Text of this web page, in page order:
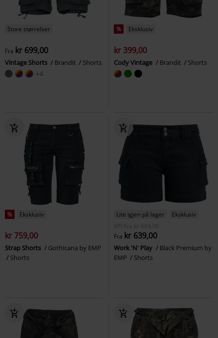
Store størrelser
Fra kr 699,00
Vintage Shorts Brandit Shorts
+4
% Eksklusiv
kr 399,00
Cody Vintage Brandit Shorts
% Eksklusiv
kr 759,00
Strap Shorts
Gothicana by EMP
Shorts
Lite igjen på lager
Eksklusiv
KPI
Fra kr 699,00
Fra kr 639,00
Work 'N' Play
Black Premium by
EMP
Shorts